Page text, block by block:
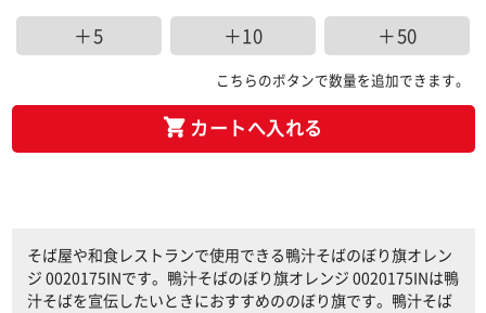
＋5 ＋10 ＋50
こちらのボタンで数量を追加できます。
カートへ入れる
そば屋や和食レストランで使用できる鴨汁そばのぼり旗オレン
ジ 0020175INです。鴨汁そばのぼり旗オレンジ 0020175INは鴨
汁そばを宣伝したいときにおすすめののぼり旗です。鴨汁そば